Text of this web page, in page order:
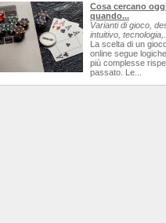
Cosa cercano
quando...
Varianti di gioco,
intuitivo, tecnologia,...
La scelta di un
online segue
più complesse
passato. Le...